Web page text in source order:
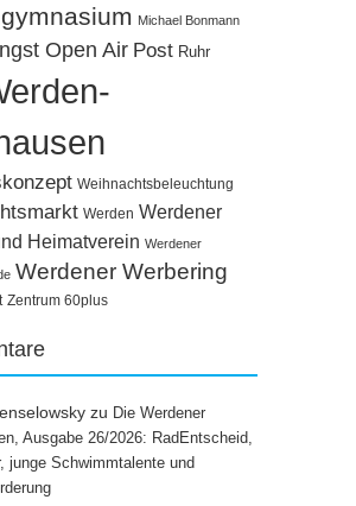
Michael Bonmann
Open Air Post Ruhr
Weihnachtsbeleuchtung
Werden Werdener
Heimatverein Werdener
Werdener Werbering
Zentrum 60plus
zu Die Werdener
Ausgabe 26/2026: RadEntscheid,
junge Schwimmtalente und